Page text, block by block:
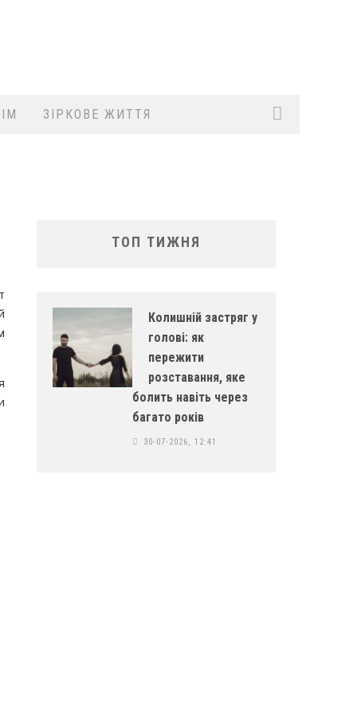
ЗІРКОВЕ ЖИТТЯ
ТОП ТИЖНЯ
Колишній застряг у
голові: як
пережити
розставання, яке
болить навіть через
багато років
30-07-2026, 12:41